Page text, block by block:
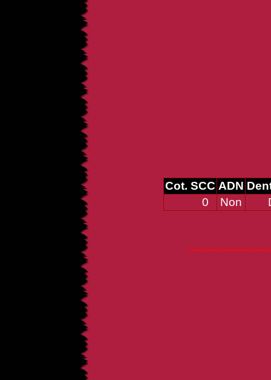
Cot. SCC ADN
0
Non